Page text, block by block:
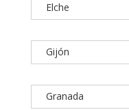
Elche
Gijón
Granada